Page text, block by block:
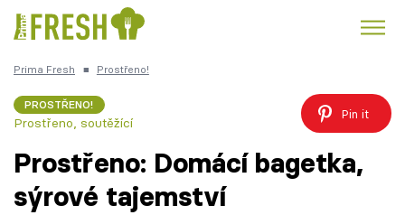
Česká kuchyně
Prima Fresh ■ Prostřeno!
PROSTŘENO!
Prostřeno, soutěžící
Pin it
Prostřeno: Domácí bagetka,
sýrové tajemství